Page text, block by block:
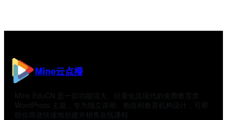
Mine云点播
Mine EduCN 是一款功能强大、轻量化且现代的免费教育类
WordPress 主题，专为独立讲师、教练和教育机构设计，可帮
助你简便快速地创建并销售在线课程